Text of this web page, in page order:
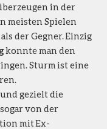
in der
meisten Spielen
der Gegner. Einzig
konnte man den
Sturm ist eine
gezielt die
von der
mit Ex-